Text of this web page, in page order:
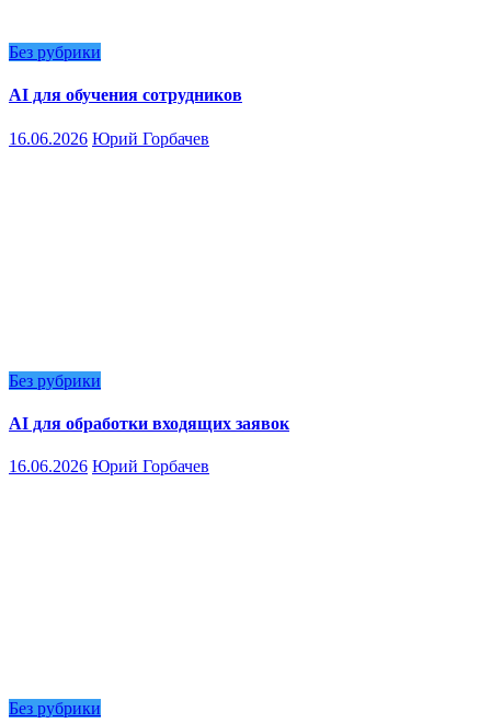
Без рубрики
AI для обучения сотрудников
16.06.2026 Юрий Горбачев
Без рубрики
AI для обработки входящих заявок
16.06.2026 Юрий Горбачев
Без рубрики